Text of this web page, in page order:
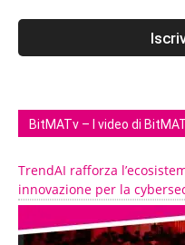
BitMATv – I video di
TrendAI rafforza
innovazione per la